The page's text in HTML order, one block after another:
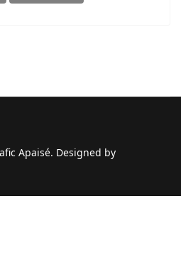
Apaisé. Designed by